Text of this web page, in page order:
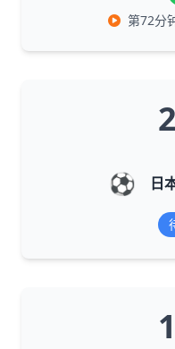
第72分
⚽ 日